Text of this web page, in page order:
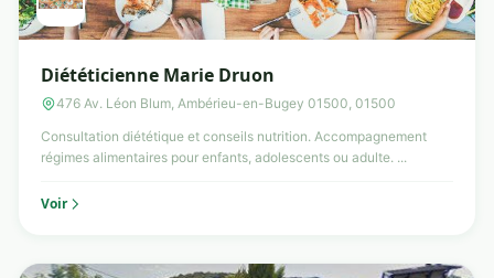
Diététicienne Marie Druon
476 Av. Léon Blum, Ambérieu-en-Bugey 01500, 01500
Consultation diététique et conseils nutrition. Accompagnement
régimes alimentaires pour enfants, adolescents ou adulte. ...
Voir